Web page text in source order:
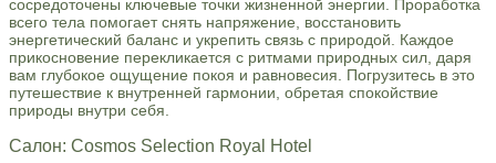
сосредоточены ключевые точки жизненной энергии. Проработка
всего тела помогает снять напряжение, восстановить
энергетический баланс и укрепить связь с природой. Каждое
прикосновение перекликается с ритмами природных сил, даря
вам глубокое ощущение покоя и равновесия. Погрузитесь в это
путешествие к внутренней гармонии, обретая спокойствие
природы внутри себя.
Салон: Cosmos Selection Royal Hotel